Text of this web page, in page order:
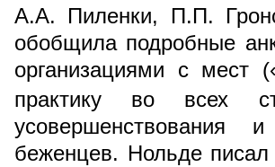
А.А. Пиленки, П.П.
обобщила подробные
организациями с мест
практику во всех
усовершенствования
беженцев. Нольде